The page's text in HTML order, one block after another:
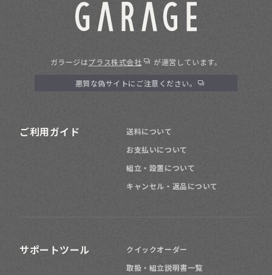
ガラージはプラス株式会社 が運営しています。
悪質な偽サイトにご注意ください。
ご利用ガイド
送料について
お支払いについて
組立・設置について
キャンセル・返品について
サポートツール
クイックオーダー
取扱・組立説明書一覧